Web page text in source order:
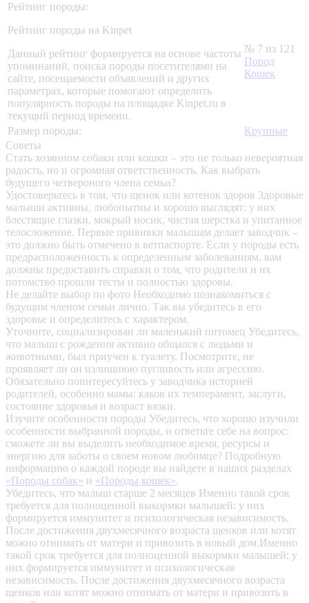
Рейтинг породы:
Рейтинг породы на Kinpet
Данный рейтинг формируется на основе частоты
упоминаний, поиска породы посетителями на
сайте, посещаемости объявлений и других
параметрах, которые помогают определить
популярность породы на площадке Kinpet.ru в
текущий период времени.
№ 7 из 121
Пород
Кошек
Размер породы:
Крупные
Советы
Стать хозяином собаки или кошки – это не только невероятная
радость, но и огромная ответственность. Как выбрать
будущего четвероного члена семьи?
Удостоверьтесь в том, что щенок или котенок здоров Здоровые
малыши активны, любопытны и хорошо выглядят: у них
блестящие глазки, мокрый носик, чистая шерстка и упитанное
телосложение. Первые прививки малышам делает заводчик –
это должно быть отмечено в ветпаспорте. Если у породы есть
предрасположенность к определенным заболеваниям, вам
должны предоставить справки о том, что родители и их
потомство прошли тесты и полностью здоровы.
Не делайте выбор по фото Необходимо познакомиться с
будущим членом семьи лично. Так вы убедитесь в его
здоровье и определитесь с характером.
Уточните, социализирован ли маленький питомец Убедитесь,
что малыш с рождения активно общался с людьми и
животными, был приучен к туалету. Посмотрите, не
проявляет ли он излишнюю пугливость или агрессию.
Обязательно поинтересуйтесь у заводчика историей
родителей, особенно мамы: каков их темперамент, заслуги,
состояние здоровья и возраст вязки.
Изучите особенности породы Убедитесь, что хорошо изучили
особенности выбранной породы, и ответьте себе на вопрос:
сможете ли вы выделить необходимое время, ресурсы и
энергию для заботы о своем новом любимце? Подробную
информацию о каждой породе вы найдете в наших разделах
«Породы собак» и «Породы кошек».
Убедитесь, что малыш старше 2 месяцев Именно такой срок
требуется для полноценной выкормки малышей: у них
формируется иммунитет и психологическая независимость.
После достижения двухмесячного возраста щенков или котят
можно отнимать от матери и привозить в новый дом.Именно
такой срок требуется для полноценной выкормки малышей: у
них формируется иммунитет и психологическая
независимость. После достижения двухмесячного возраста
щенков или котят можно отнимать от матери и привозить в